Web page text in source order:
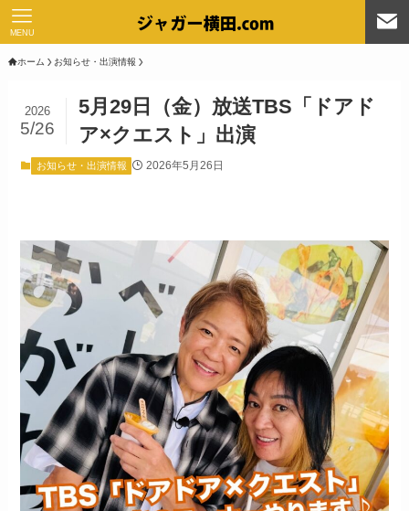
MENU
ホーム お知らせ・出演情報
5月29日（金）放送TBS「ドアド
ア×クエスト」出演
2026
5/26
お知らせ・出演情報 2026年5月26日